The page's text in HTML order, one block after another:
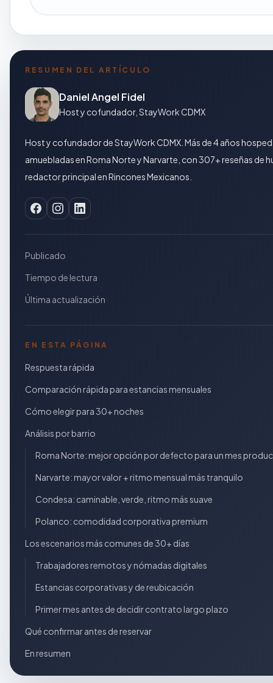
RESUMEN DEL ARTÍCULO
Daniel Angel Fidel
Host y cofundador, StayWork CDMX
Host y cofundador de StayWork CDMX. Más de 4 años
amuebladas en Roma Norte y Narvarte, con 307+ reseñas de
redactor principal en Rincones Mexicanos.
Publicado
Tiempo de lectura
Última actualización
EN ESTA PÁGINA
Respuesta rápida
Comparación rápida para estancias mensuales
Cómo elegir para 30+ noches
Análisis por barrio
Roma Norte: mejor opción por defecto para un mes
Narvarte: mayor valor + ritmo mensual más tranquilo
Condesa: caminable, verde, ritmo más suave
Polanco: comodidad corporativa premium
Los escenarios más comunes de 30+ días
Trabajadores remotos y nómadas digitales
Estancias corporativas y de reubicación
Primer mes antes de decidir contrato largo plazo
Qué confirmar antes de reservar
En resumen